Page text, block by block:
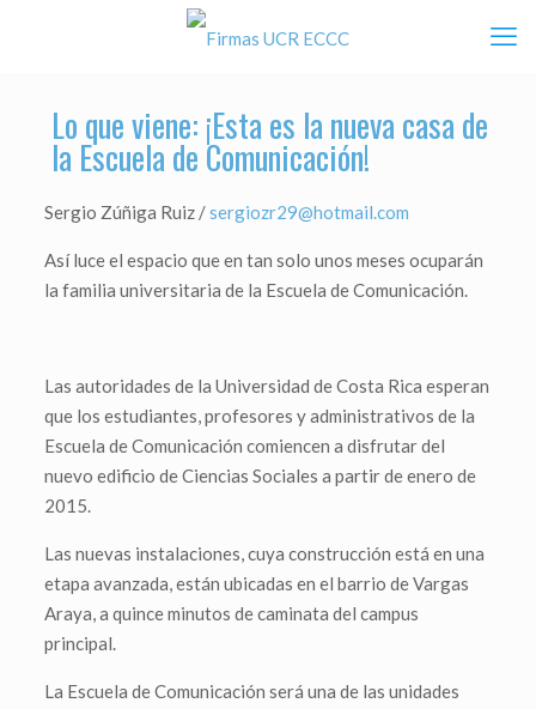
Lo que viene: ¡Esta es la nueva casa de
la Escuela de Comunicación!
Sergio Zúñiga Ruiz /sergiozr29@hotmail.com
Así luce el espacio que en tan solo unos meses ocuparán
la familia universitaria de la Escuela de Comunicación.
Las autoridades de la Universidad de Costa Rica esperan
que los estudiantes, profesores y administrativos de la
Escuela de Comunicación comiencen a disfrutar del
nuevo edificio de Ciencias Sociales a partir de enero de
2015.
Las nuevas instalaciones, cuya construcción está en una
etapa avanzada, están ubicadas en el barrio de Vargas
Araya, a quince minutos de caminata del campus
principal.
La Escuela de Comunicación será una de las unidades